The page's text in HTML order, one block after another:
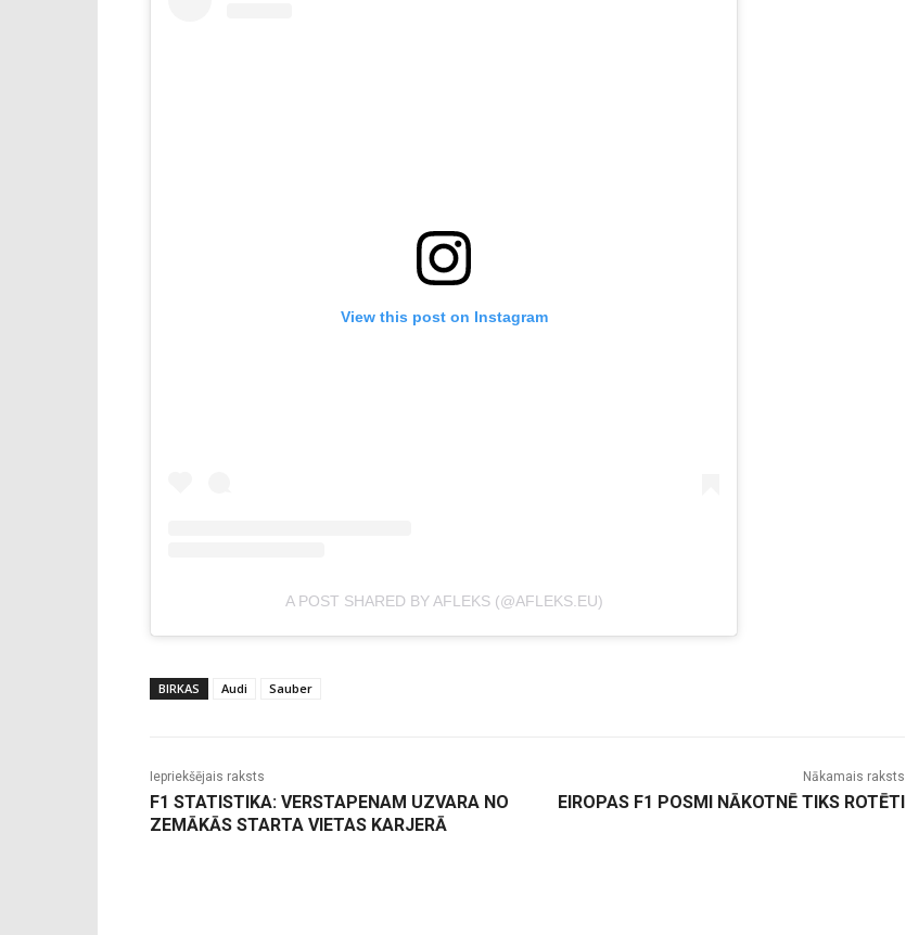
-
View this post on Instagram
A POST SHARED BY AFLEKS (@AFLEKS.EU)
BIRKAS Audi Sauber
Iepriekšējais raksts
F1 STATISTIKA: VERSTAPENAM UZVARA NO
ZEMĀKĀS STARTA VIETAS KARJERĀ
Nākamais raksts
EIROPAS F1 POSMI NĀKOTNĒ TIKS ROTĒTI